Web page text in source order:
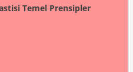
Temel Prensipler